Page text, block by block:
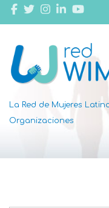
La Red de Mujeres
Organizaciones